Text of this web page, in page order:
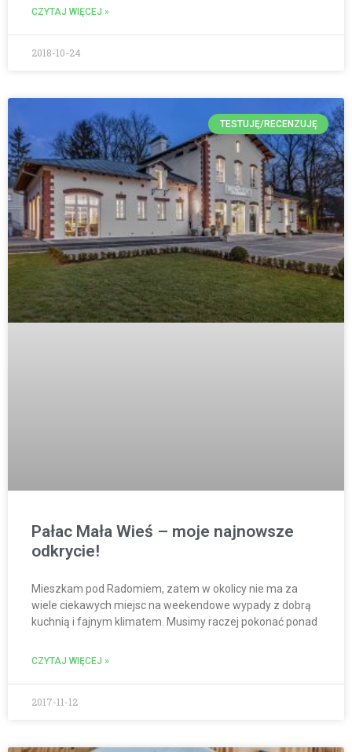
CZYTAJ WIĘCEJ »
2018-10-24
TESTUJĘ/RECENZUJĘ
Pałac Mała Wieś – moje najnowsze
odkrycie!
Mieszkam pod Radomiem, zatem w okolicy nie ma za
wiele ciekawych miejsc na weekendowe wypady z dobrą
kuchnią i fajnym klimatem. Musimy raczej pokonać ponad
CZYTAJ WIĘCEJ »
2017-11-12